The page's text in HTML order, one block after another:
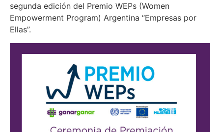
segunda edición del Premio WEPs (Women
Empowerment Program) Argentina “Empresas por
Ellas”.